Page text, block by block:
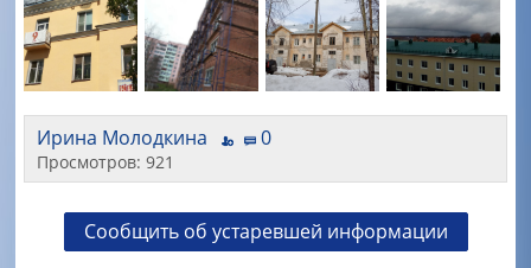
Ирина Молодкина 0
Просмотров: 921
Сообщить об устаревшей информации